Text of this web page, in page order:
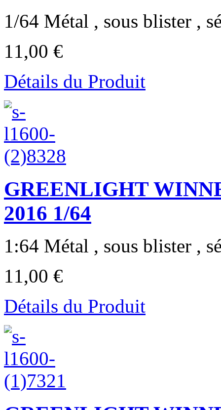
1/64 Métal , sous blister ,
11,00 €
Détails du Produit
GREENLIGHT
2016 1/64
1:64 Métal , sous blister ,
11,00 €
Détails du Produit